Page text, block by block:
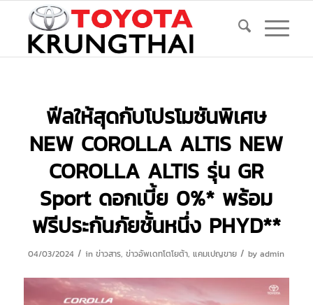
ฟีลให้สุดกับโปรโมชันพิเศษ
NEW COROLLA ALTIS NEW
COROLLA ALTIS รุ่น GR
Sport ดอกเบี้ย 0%* พร้อม
ฟรีประกันภัยชั้นหนึ่ง PHYD**
04/03/2024 / inข่าวสาร,ข่าวอัพเดทโตโยต้า,แคมเปญขาย / byadmin